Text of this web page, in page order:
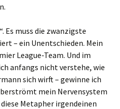
Es muss die zwanzigste
– ein Unentschieden. Mein
League-Team. Und im
anfangs nicht verstehe, wie
sich wirft – gewinne ich
mein Nervensystem
Metapher irgendeinen